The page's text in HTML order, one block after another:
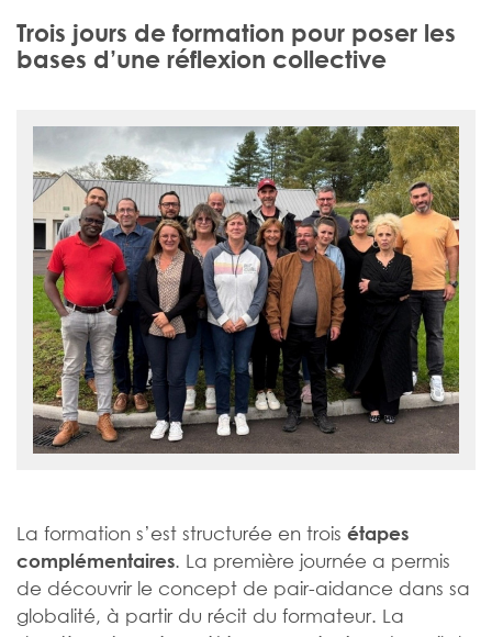
Trois jours de formation pour poser les
bases d’une réflexion collective
La formation s’est structurée en trois étapes
complémentaires. La première journée a permis
de découvrir le concept de pair-aidance dans sa
globalité, à partir du récit du formateur. La